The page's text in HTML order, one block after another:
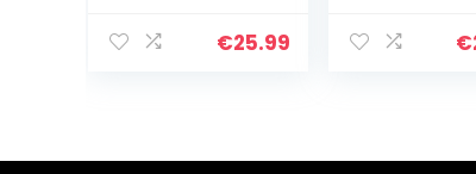
€25.99 €